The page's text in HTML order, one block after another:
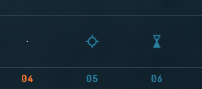
04 05 06